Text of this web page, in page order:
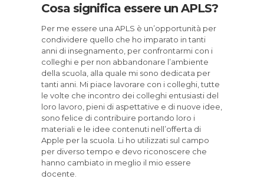
Cosa significa essere un APLS?
Per me essere una APLS è un’opportunità per
condividere quello che ho imparato in tanti
anni di insegnamento, per confrontarmi con i
colleghi e per non abbandonare l’ambiente
della scuola, alla quale mi sono dedicata per
tanti anni. Mi piace lavorare con i colleghi, tutte
le volte che incontro dei colleghi entusiasti del
loro lavoro, pieni di aspettative e di nuove idee,
sono felice di contribuire portando loro i
materiali e le idee contenuti nell’offerta di
Apple per la scuola. Li ho utilizzati sul campo
per diverso tempo e devo riconoscere che
hanno cambiato in meglio il mio essere
docente.